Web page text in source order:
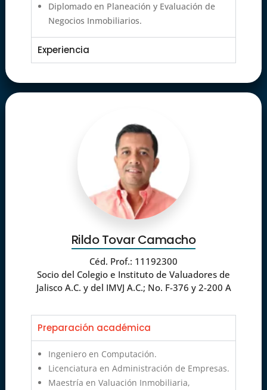
Diplomado en Planeación y Evaluación de
Negocios Inmobiliarios.
Experiencia
Rildo Tovar Camacho
Céd. Prof.: 11192300
Socio del Colegio e Instituto de Valuadores de
Jalisco A.C. y del IMVJ A.C.; No. F-376 y 2-200 A
Preparación académica
Ingeniero en Computación.
Licenciatura en Administración de Empresas.
Maestría en Valuación Inmobiliaria,